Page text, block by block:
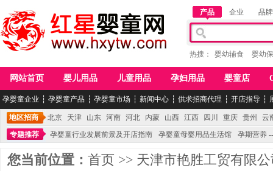
青岛嘟啦咪婴幼儿用品公司 湖南迈亨母婴用品有限
产品 企业 品牌
热搜： 婴幼辅食 婴幼
网站首页 婴儿用品 儿童用品 孕妇用品 婴童店
孕婴童企业 ┆ 孕婴童产品 ┆ 孕婴童市场 ┆ 新闻中心 ┆ 供求招商代理 ┆ 开店指导 ┆
地区招商 北京 天津 山东 河南 河北 内蒙 山西 江西 四川 重庆 贵州
云
专题推荐
孕婴童行业发展前景及开店指南 孕婴童母婴用品生活馆 孕期营养
您当前位置： 首页 >> 天津市艳胜工贸有限